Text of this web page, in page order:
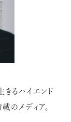
きるハイエンド
のメディア。